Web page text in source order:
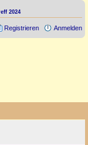
2024
Anmelden
Registrieren